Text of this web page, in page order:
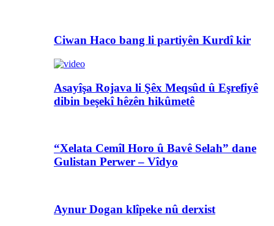
Ciwan Haco bang li partiyên Kurdî kir
Asayîşa Rojava li Şêx Meqsûd û Eşrefiyê
dibin beşekî hêzên hikûmetê
“Xelata Cemîl Horo û Bavê Selah” dane
Gulistan Perwer – Vîdyo
Aynur Dogan klîpeke nû derxist